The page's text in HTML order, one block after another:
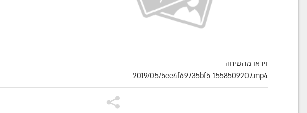
וידאו מהשיחה
2019/05/5ce4f69735bf5_1558509207.mp4